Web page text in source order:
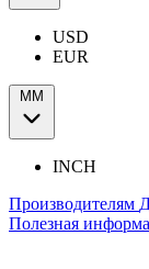
USD
EUR
ММ
INCH
Производителям
Полезная